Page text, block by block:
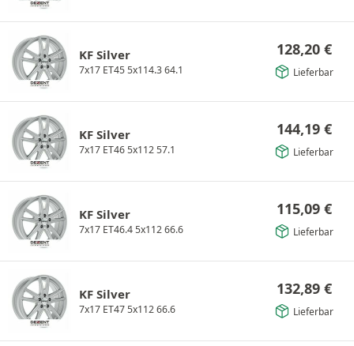
KF Silver
7x17 ET45 5x114.3 64.1
128,20 €
Lieferbar
KF Silver
7x17 ET46 5x112 57.1
144,19 €
Lieferbar
KF Silver
7x17 ET46.4 5x112 66.6
115,09 €
Lieferbar
KF Silver
7x17 ET47 5x112 66.6
132,89 €
Lieferbar